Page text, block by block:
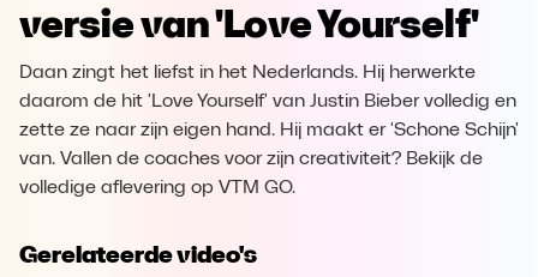
Opera Download
versie van 'Love Yourself'
Daan zingt het liefst in het Nederlands. Hij herwerkte
daarom de hit 'Love Yourself' van Justin Bieber volledig en
zette ze naar zijn eigen hand. Hij maakt er 'Schone Schijn'
van. Vallen de coaches voor zijn creativiteit? Bekijk de
volledige aflevering op VTM GO.
Gerelateerde video's